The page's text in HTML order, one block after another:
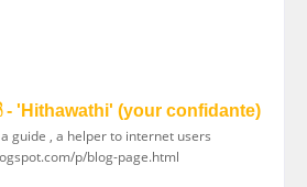
'Hithawathi' (your confidante)
guide , a helper to internet users
p/blog-page.html